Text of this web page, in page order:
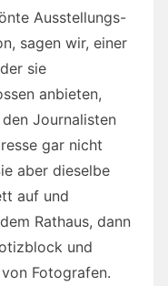
Ausstellungs-
sagen wir, einer
sie
anbieten,
Journalisten
gar nicht
aber dieselbe
auf und
Rathaus, dann
und
Fotografen.